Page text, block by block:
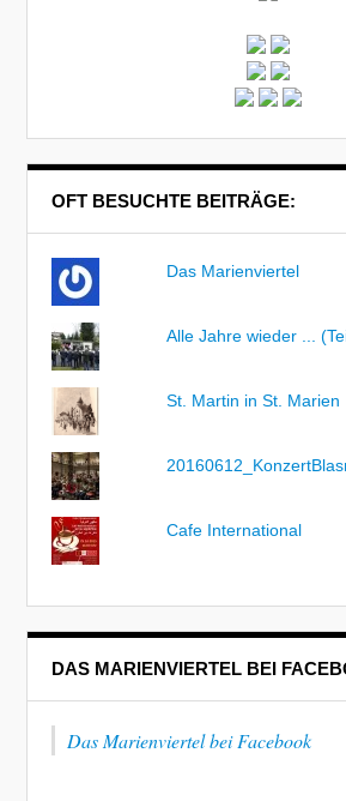
OFT BESUCHTE BEITRÄGE:
Das Marienviertel
Alle Jahre wieder ...
St. Martin in St. Marien
Cafe International
DAS MARIENVIERTEL BEI
Das Marienviertel bei Facebook